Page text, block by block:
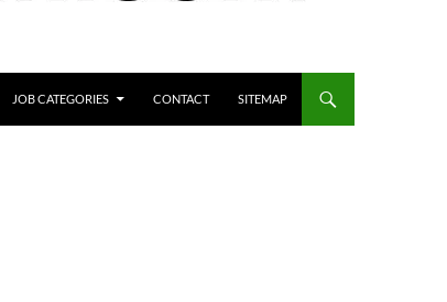
JOB CATEGORIES CONTACT SITEMAP